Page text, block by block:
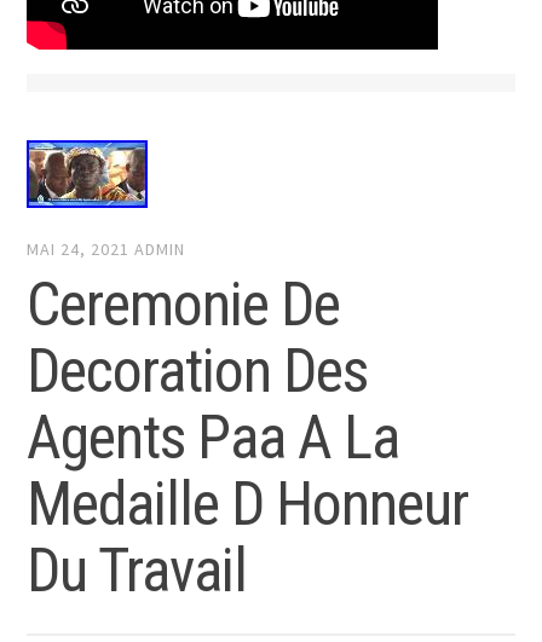
MAI 24, 2021 ADMIN
Ceremonie De
Decoration Des
Agents Paa A La
Medaille D Honneur
Du Travail